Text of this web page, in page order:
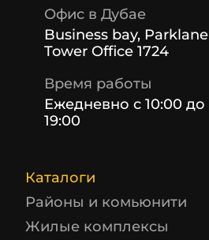
Офис в Дубае
Business bay, Parklane
Tower Office 1724
Время работы
Ежедневно с 10:00 до
19:00
Каталоги
Районы и комьюнити
Жилые комплексы